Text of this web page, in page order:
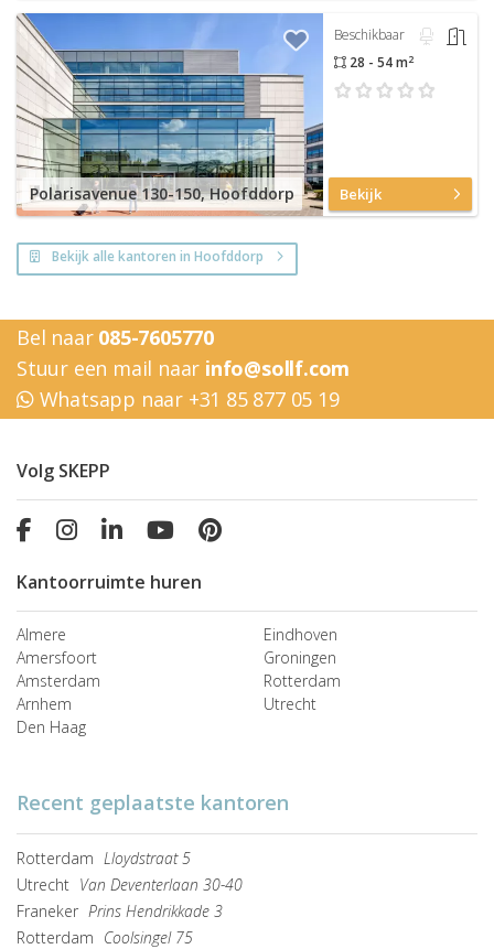
Polarisavenue 130-150, Hoofddorp
Beschikbaar
28 - 54 m2
Bekijk
Bekijk alle kantoren in Hoofddorp
Bel naar 085-7605770
Stuur een mail naar info@sollf.com
Whatsapp naar +31 85 877 05 19
Volg SKEPP
Kantoorruimte huren
Almere
Amersfoort
Amsterdam
Arnhem
Den Haag
Eindhoven
Groningen
Rotterdam
Utrecht
Recent geplaatste kantoren
Rotterdam Lloydstraat 5
Utrecht Van Deventerlaan 30-40
Franeker Prins Hendrikkade 3
Rotterdam Coolsingel 75